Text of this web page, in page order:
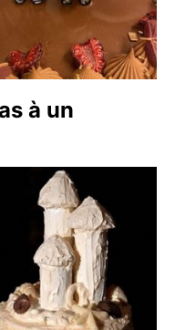
à un